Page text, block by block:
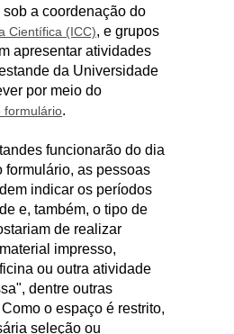
a coordenação do
Científica (ICC), e grupos
apresentar atividades
da Universidade
por meio do
formulário.
funcionarão do dia
formulário, as pessoas
indicar os períodos
e, também, o tipo de
de realizar
impresso,
ou outra atividade
dentre outras
o espaço é restrito,
seleção ou